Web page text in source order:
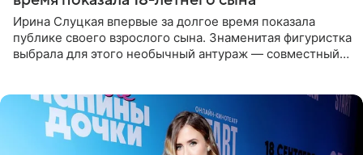
Ирина Слуцкая впервые за долгое время показала
публике своего взрослого сына. Знаменитая фигуристка
выбрала для этого необычный антураж — совместный